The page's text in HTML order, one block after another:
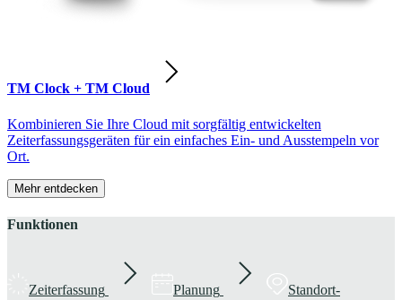
TM Clock + TM Cloud
Kombinieren Sie Ihre Cloud mit sorgfältig entwickelten
Zeiterfassungsgeräten für ein einfaches Ein- und Ausstempeln vor
Ort.
Mehr entdecken
Funktionen
Zeiterfassung Planung Standort-